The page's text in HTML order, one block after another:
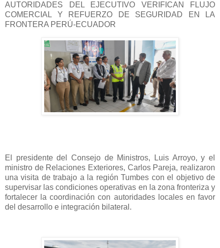
AUTORIDADES DEL EJECUTIVO VERIFICAN FLUJO
COMERCIAL Y REFUERZO DE SEGURIDAD EN LA
FRONTERA PERÚ-ECUADOR
El presidente del Consejo de Ministros, Luis Arroyo, y el
ministro de Relaciones Exteriores, Carlos Pareja, realizaron
una visita de trabajo a la región Tumbes con el objetivo de
supervisar las condiciones operativas en la zona fronteriza y
fortalecer la coordinación con autoridades locales en favor
del desarrollo e integración bilateral.